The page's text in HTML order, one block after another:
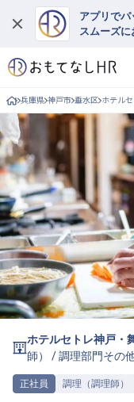
アプリでパ
スムーズに
ログイン
求人・施設を探す
就職・転職 合同
おもてなしHRに
ご利用の流れ
よくある質問
ホテル・宿泊業
無料 転職
兵庫県 神戸市 垂水区 ホテル
ホテルセトレ神戸・
師）
/調理部門その
正社員 調理（調理師）